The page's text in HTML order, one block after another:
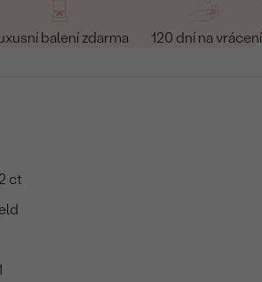
balení zdarma 120 dní na vrácení
ct